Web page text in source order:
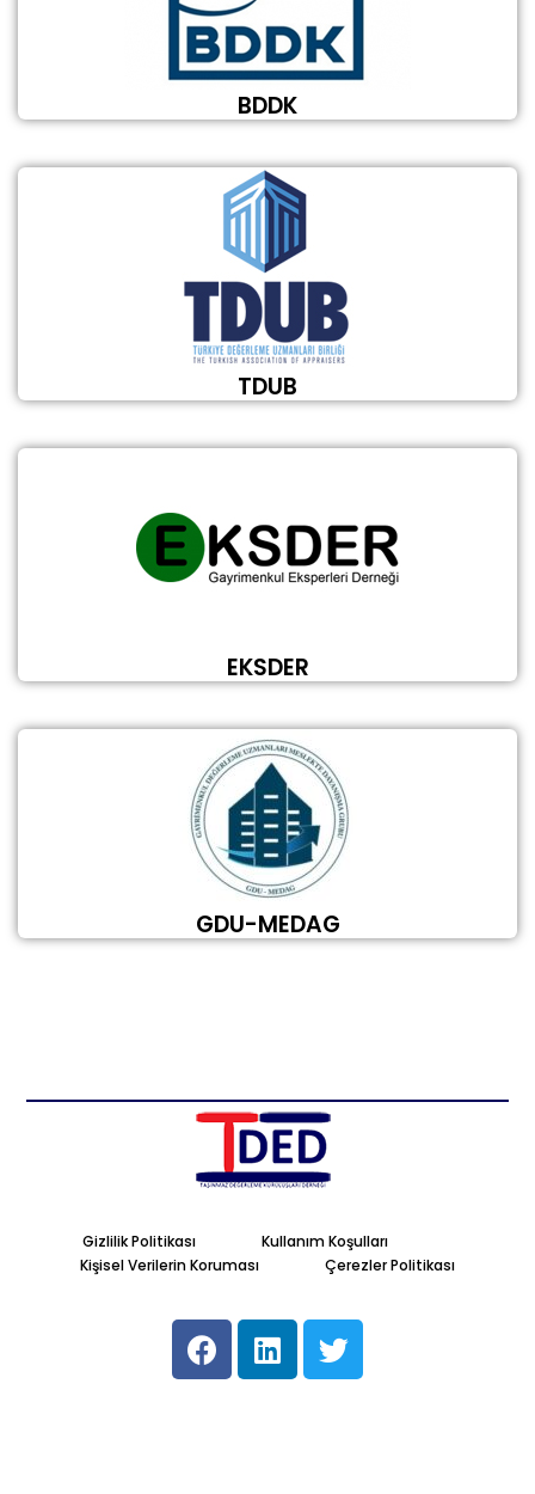
BDDK
TDUB
EKSDER
GDU-MEDAG
Gizlilik Politikası
Kullanım Koşulları
Kişisel Verilerin Koruması
Çerezler Politikası